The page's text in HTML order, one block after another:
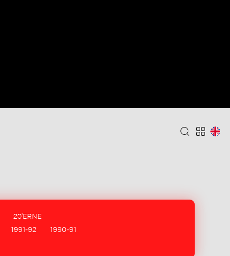
20'ERNE
1991-92
1990-91